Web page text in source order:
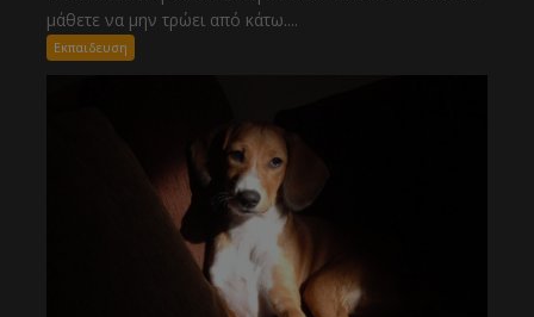
μάθετε να μην τρώει από κάτω....
Εκπαιδευση